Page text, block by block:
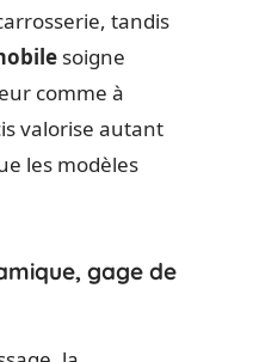
tandis
soigne
comme à
valorise autant
les modèles
gage de